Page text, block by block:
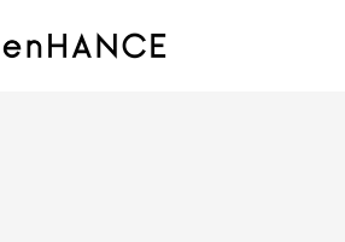
テ
enHANCE